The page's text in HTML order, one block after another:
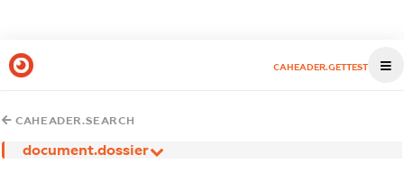
CAHEADER.GETTEST
CAHEADER.SEARCH
document.dossier